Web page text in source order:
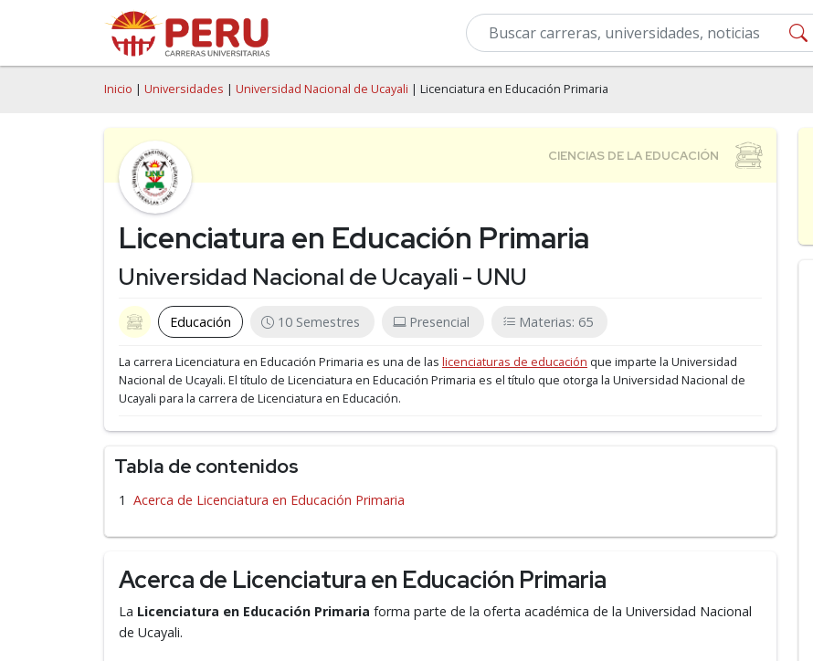
Inicio | Universidades | Universidad Nacional de Ucayali | Licenciatura en Educación Primaria
Licenciatura en Educación Primaria
Universidad Nacional de Ucayali - UNU
Educación 10 Semestres Presencial Materias: 65
La carrera Licenciatura en Educación Primaria es una de las licenciaturas de educación que imparte la Universidad
Nacional de Ucayali. El título de Licenciatura en Educación Primaria es el título que otorga la Universidad Nacional de
Ucayali para la carrera de Licenciatura en Educación.
Tabla de contenidos
Acerca de Licenciatura en Educación Primaria
Acerca de Licenciatura en Educación Primaria
La Licenciatura en Educación Primaria forma parte de la oferta académica de la Universidad Nacional
de Ucayali.